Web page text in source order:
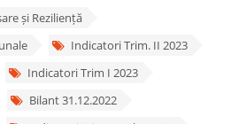
și Reziliență
Indicatori Trim. II 2023
Indicatori Trim I 2023
Bilant 31.12.2022